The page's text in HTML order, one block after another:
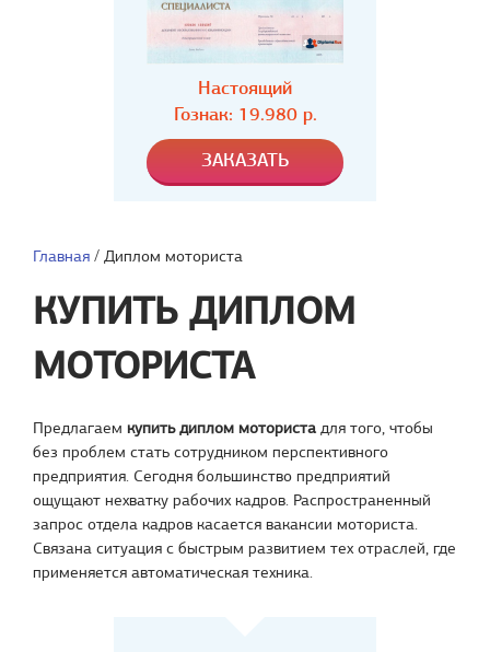
Настоящий
Гознак: 19.980 р.
Главная / Диплом моториста
КУПИТЬ ДИПЛОМ
МОТОРИСТА
Предлагаем купить диплом моториста для того, чтобы
без проблем стать сотрудником перспективного
предприятия. Сегодня большинство предприятий
ощущают нехватку рабочих кадров. Распространенный
запрос отдела кадров касается вакансии моториста.
Связана ситуация с быстрым развитием тех отраслей, где
применяется автоматическая техника.